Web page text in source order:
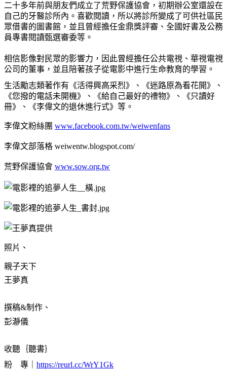
二十多年前與朋友們成立了荒野保護協會，初期辦公室還設在
自己的牙醫診所內。喜歡閱讀，所以將診所變成了可供社區民
眾借書的圖書館，並且曾經擔任金鼎獎評審、全國好書及公務
員專書閱讀甄選審委等。
相信影像對民眾的影響力，因此曾經擔任公共電視、華視電視
公司的董事，並且陪著孩子從電影中進行生命教育的學習。
生活勵志類著作有《活得興高采烈》、《迷路原為看花開》、
《您撥的電話未開機》、《給自己最好的禮物》、《只讀好
冊》、《李偉文的退休進行式》等。
李偉文粉絲團 www.facebook.com.tw/weiwenfans
李偉文部落格 weiwentw.blogspot.com/
荒野保護協會 www.sow.org.tw
照片、
親子天下
王夢真
撰稿&制作、
彭瀞儀
收聽｛聽書｝
粉 專｜ https://reurl.cc/WrY1Gk